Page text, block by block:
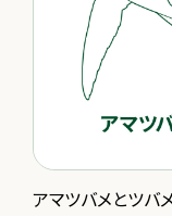
アマツバメとツバ